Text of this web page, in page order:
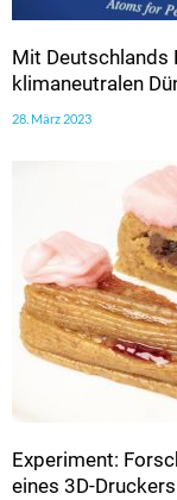
Mit Deutschlands
klimaneutralen
28. März 2023
Experiment:
eines 3D-Druckers